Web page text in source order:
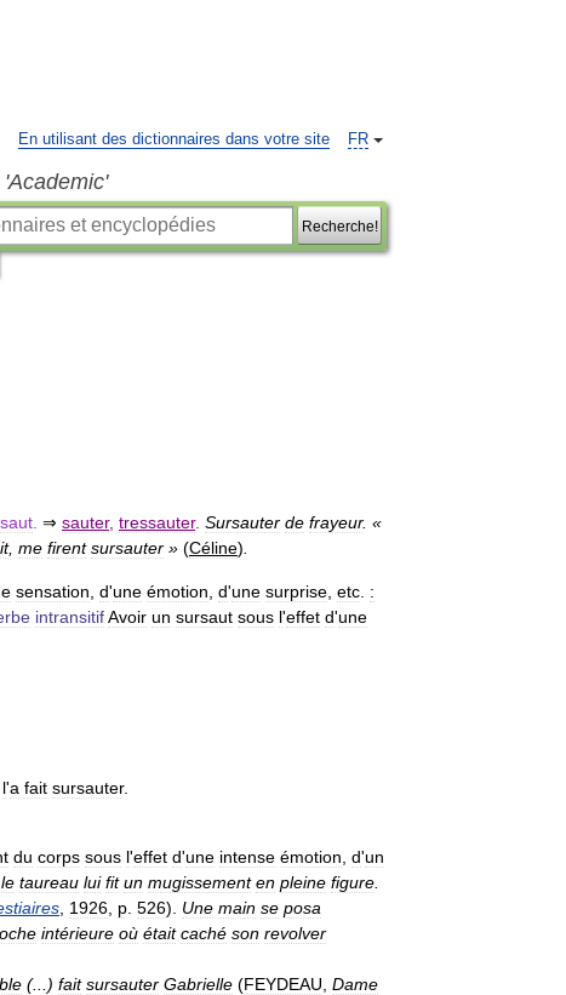
FR
En utilisant des dictionnaires dans votre site
Recherche!
⇒ sauter, tressauter. Sursauter de frayeur. «
, me firent sursauter » (Céline)
sensation d'une émotion d'une surprise etc :
intransitifAvoir un sursaut sous l'effet d'une
l'a fait sursauter.
du corps sous l'effet d'une intense émotion d'un
le taureau lui fit un mugissement en pleine figure
1926 p 526). Une main se posa
intérieure où était caché son revolver
(...) fait sursauter Gabrielle (FEYDEAU Dame